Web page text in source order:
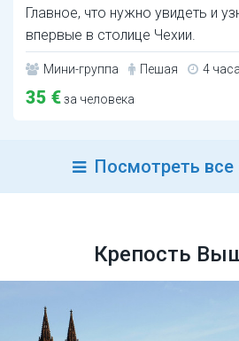
Главное, что нужно увидеть и
впервые в столице Чехии.
Мини-группа Пешая 4 часа
35 €за человека
Посмотреть все
Крепость